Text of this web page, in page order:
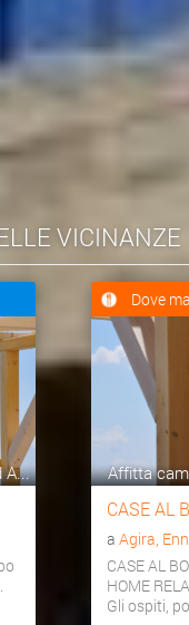
VICINANZE
A...
Dove
Affitta
CASE AL
a Agira,
CASE AL
HOME
Gli ospiti,